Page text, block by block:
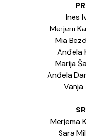
Ines
Merjem
Mia
Anđela
Marija
Anđela
Vanja
Merjema
Sara